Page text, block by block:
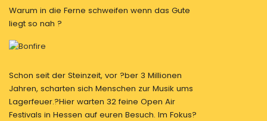
Festivalplaner
2019
FESTIVALS
in
Hessen
Warum in die Ferne schweifen wenn das Gute
liegt so nah ?
Schon seit der Steinzeit, vor ?ber 3 Millionen
Jahren, scharten sich Menschen zur Musik ums
Lagerfeuer.?Hier warten 32 feine Open Air
Festivals in Hessen auf euren Besuch. Im Fokus?